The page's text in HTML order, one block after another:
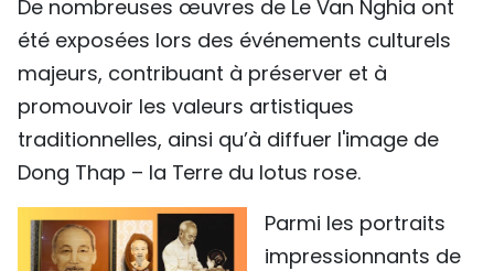
De nombreuses œuvres de Le Van Nghia ont
été exposées lors des événements culturels
majeurs, contribuant à préserver et à
promouvoir les valeurs artistiques
traditionnelles, ainsi qu’à diffuer l'image de
Dong Thap – la Terre du lotus rose.
Parmi les portraits
impressionnants de